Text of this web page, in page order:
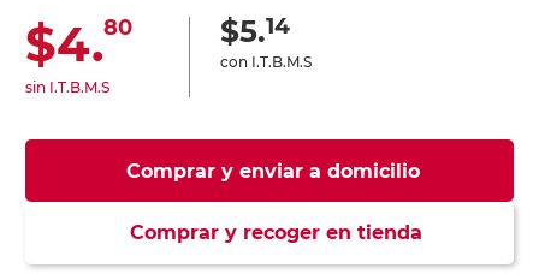
$4.80
sin I.T.B.M.S
$5.14
con I.T.B.M.S
Comprar y enviar a domicilio
Comprar y recoger en tienda